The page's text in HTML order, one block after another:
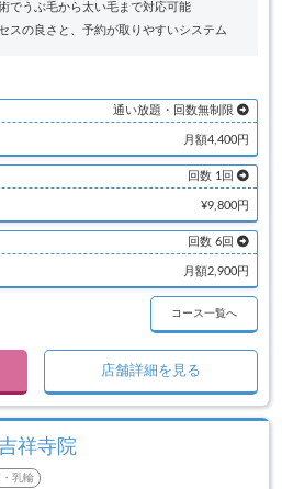
でうぶ毛から太い毛まで対応可能
スの良さと、予約が取りやすいシステム
通い放題・回数無制限
月額4,400円
回数 1回
¥9,800円
回数 6回
月額2,900円
コース一覧へ
店舗詳細を見る
祥寺院
乳輪